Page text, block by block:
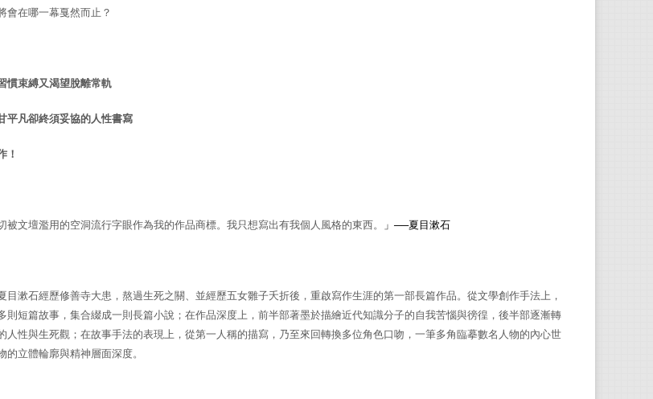
會在哪一幕戛然而止？
慣束縛又渴望脫離常軌
平凡卻終須妥協的人性書寫
！
被文壇濫用的空洞流行字眼作為我的作品商標。我只想寫出有我個人風格的東西。 」──夏目漱石
目漱石經歷修善寺大患，熬過生死之關、並經歷五女雛子夭折後，重啟寫作生涯的第一部長篇作品。從文學創作手法上，
則短篇故事，集合綴成一則長篇小說；在作品深度上，前半部著墨於描繪近代知識分子的自我苦惱與徬徨，後半部逐漸轉
人性與生死觀；在故事手法的表現上，從第一人稱的描寫，乃至來回轉換多位角色口吻，一筆多角臨摹數名人物的內心世
的立體輪廓與精神層面深度。